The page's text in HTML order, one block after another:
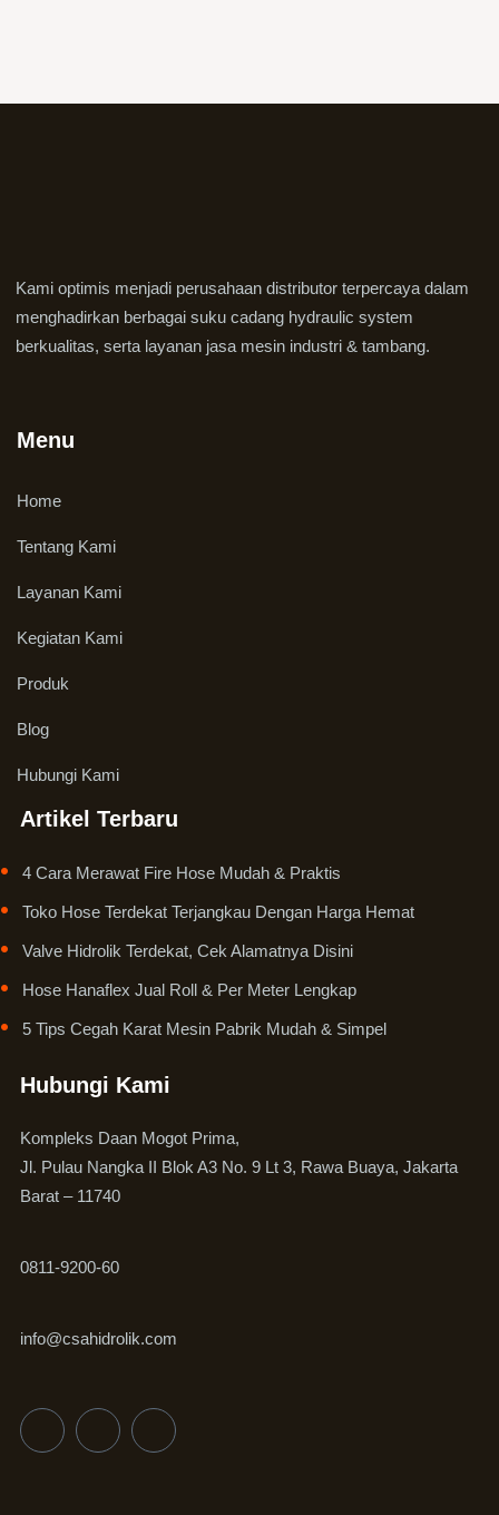
Kami optimis menjadi perusahaan distributor terpercaya dalam
menghadirkan berbagai suku cadang hydraulic system
berkualitas, serta layanan jasa mesin industri & tambang.
Menu
Home
Tentang Kami
Layanan Kami
Kegiatan Kami
Produk
Blog
Hubungi Kami
Artikel Terbaru
4 Cara Merawat Fire Hose Mudah & Praktis
Toko Hose Terdekat Terjangkau Dengan Harga Hemat
Valve Hidrolik Terdekat, Cek Alamatnya Disini
Hose Hanaflex Jual Roll & Per Meter Lengkap
5 Tips Cegah Karat Mesin Pabrik Mudah & Simpel
Hubungi Kami
Kompleks Daan Mogot Prima,
Jl. Pulau Nangka II Blok A3 No. 9 Lt 3, Rawa Buaya, Jakarta
Barat – 11740
0811-9200-60
info@csahidrolik.com